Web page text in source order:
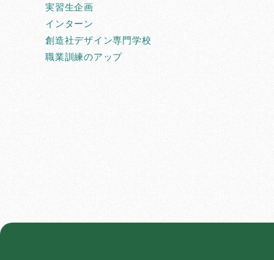
実習生企画
インターン
創造社デザイン専門学校
職業訓練のアップ